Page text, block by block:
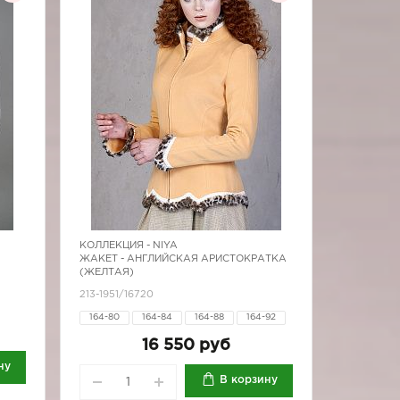
КОЛЛЕКЦИЯ - NIYA
ЖАКЕТ - АНГЛИЙСКАЯ АРИСТОКРАТКА
(ЖЕЛТАЯ)
213-1951/16720
164-80 164-84 164-88 164-92
16 550 руб
В корзину